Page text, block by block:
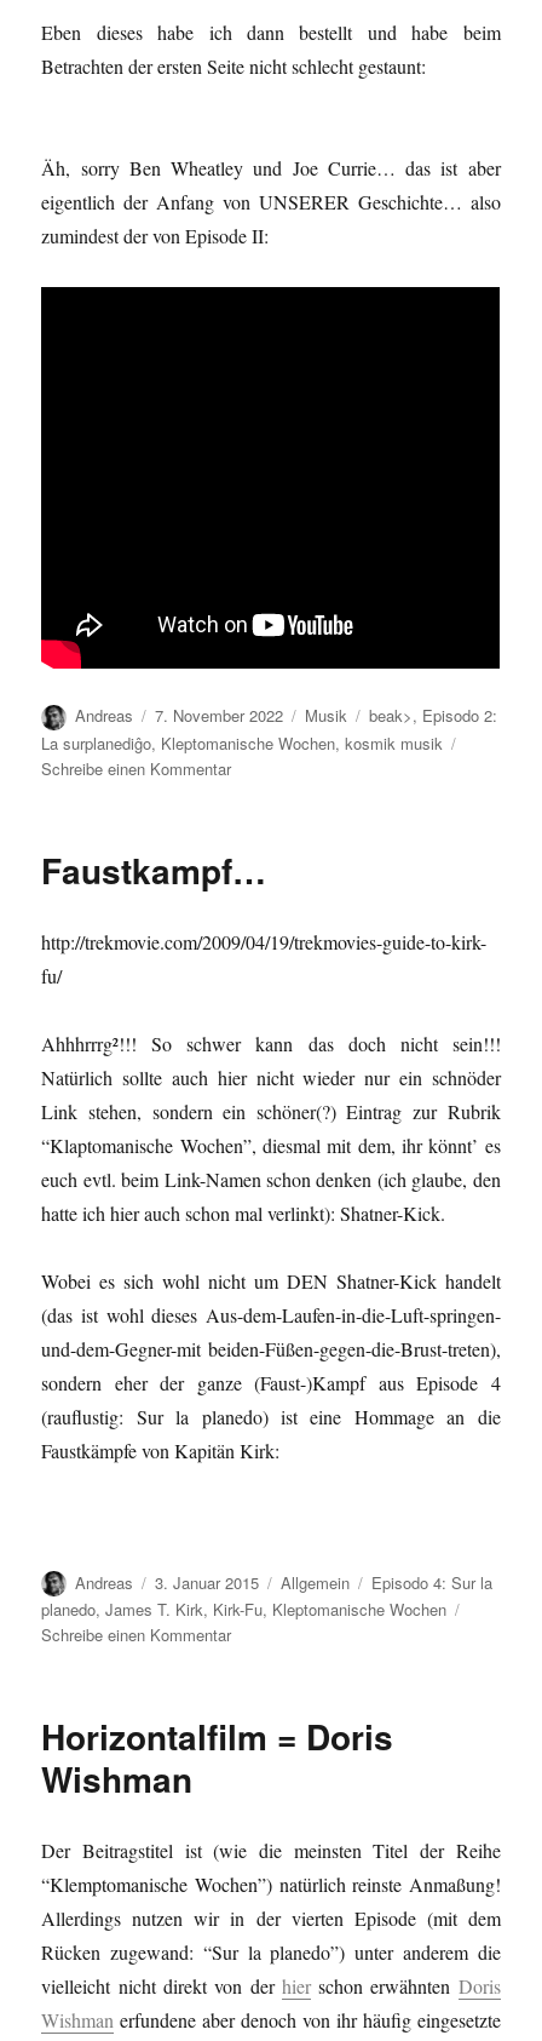
Eben dieses habe ich dann bestellt und habe beim
Betrachten der ersten Seite nicht schlecht gestaunt:
Äh, sorry Ben Wheatley und Joe Currie… das ist aber
eigentlich der Anfang von UNSERER Geschichte… also
zumindest der von Episode II:
Autor
Andreas
Veröffentlicht
am
7. November 2022 Kategorien
Musik Schlagwörter
beak>, Episodo 2:
La surplanediĝo, Kleptomanische Wochen,kosmik musik
Schreibe einen Kommentarzu
La
Faustkampf…
http://trekmovie.com/2009/04/19/trekmovies-guide-to-kirk-
fu/
Ahhhrrrg²!!! So schwer kann das doch nicht sein!!!
Natürlich sollte auch hier nicht wieder nur ein schnöder
Link stehen, sondern ein schöner(?) Eintrag zur Rubrik
“Klaptomanische Wochen”, diesmal mit dem, ihr könnt’ es
euch evtl. beim Link-Namen schon denken (ich glaube, den
hatte ich hier auch schon mal verlinkt): Shatner-Kick.
Wobei es sich wohl nicht um DEN Shatner-Kick handelt
(das ist wohl dieses Aus-dem-Laufen-in-die-Luft-springen-
und-dem-Gegner-mit beiden-Füßen-gegen-die-Brust-treten),
sondern eher der ganze (Faust-)Kampf aus Episode 4
(rauflustig: Sur la planedo) ist eine Hommage an die
Faustkämpfe von Kapitän Kirk:
Autor
Andreas
Veröffentlicht
am
3. Januar 2015 Kategorien
Allgemein Schlagwörter
Episodo 4: Sur la
planedo,James T. Kirk, Kirk-Fu, Kleptomanische Wochen
Schreibe einen Kommentarzu
Horizontalfilm = Doris
Wishman
Der Beitragstitel ist (wie die meinsten Titel der Reihe
“Klemptomanische Wochen”) natürlich reinste Anmaßung!
Allerdings nutzen wir in der vierten Episode (mit dem
Rücken zugewand: “Sur la planedo”) unter anderem die
vielleicht nicht direkt von der hierschon erwähnten Doris
Wishman erfundene aber denoch von ihr häufig eingesetzte